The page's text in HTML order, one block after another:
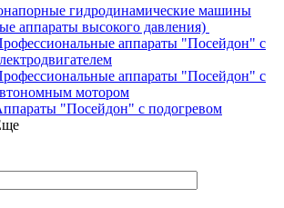
гидродинамические машины
аппараты высокого давления)
аппараты "Посейдон" с
аппараты "Посейдон" с
мотором
"Посейдон" с подогревом